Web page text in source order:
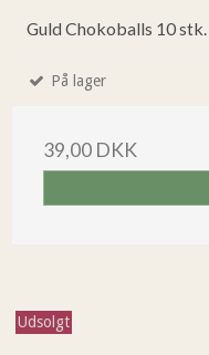
Guld Chokoballs 10 stk.
På lager
39,00 DKK
Udsolgt